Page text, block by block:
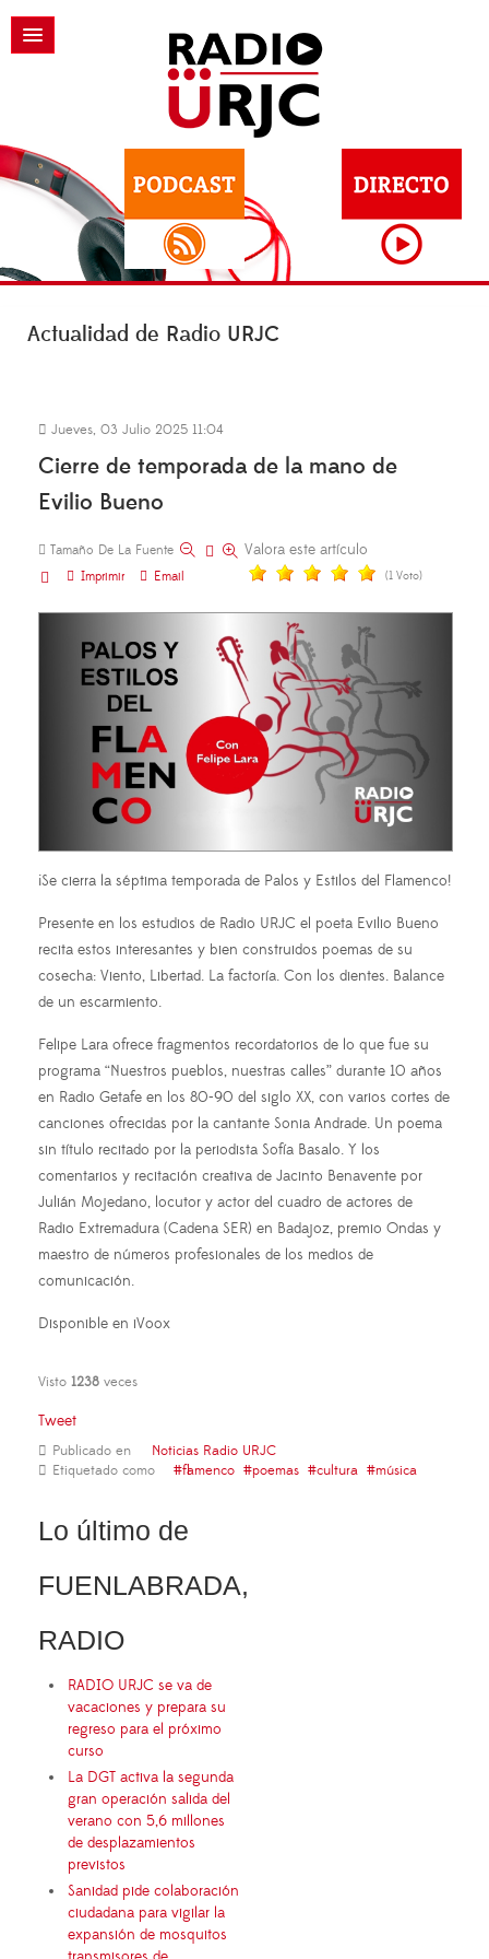
Actualidad de Radio URJC
Jueves, 03 Julio 2025 11:04
Cierre de temporada de la mano de
Evilio Bueno
Tamaño De La Fuente
Imprimir
Email
Valora este artículo
(1 Voto)
¡Se cierra la séptima temporada de Palos y Estilos del Flamenco!
Presente en los estudios de Radio URJC el poeta Evilio Bueno
recita estos interesantes y bien construidos poemas de su
cosecha: Viento, Libertad. La factoría. Con los dientes. Balance
de un escarmiento.
Felipe Lara ofrece fragmentos recordatorios de lo que fue su
programa “Nuestros pueblos, nuestras calles” durante 10 años
en Radio Getafe en los 80-90 del siglo XX, con varios cortes de
canciones ofrecidas por la cantante Sonia Andrade. Un poema
sin título recitado por la periodista Sofía Basalo. Y los
comentarios y recitación creativa de Jacinto Benavente por
Julián Mojedano, locutor y actor del cuadro de actores de
Radio Extremadura (Cadena SER) en Badajoz, premio Ondas y
maestro de números profesionales de los medios de
comunicación.
Disponible en iVoox
Visto 1238 veces
Tweet
Publicado en
Noticias Radio URJC
Etiquetado como
flamenco poemas cultura música
Lo último de
FUENLABRADA,
RADIO
RADIO URJC se va de
vacaciones y prepara su
regreso para el próximo
curso
La DGT activa la segunda
gran operación salida del
verano con 5,6 millones
de desplazamientos
previstos
Sanidad pide colaboración
ciudadana para vigilar la
expansión de mosquitos